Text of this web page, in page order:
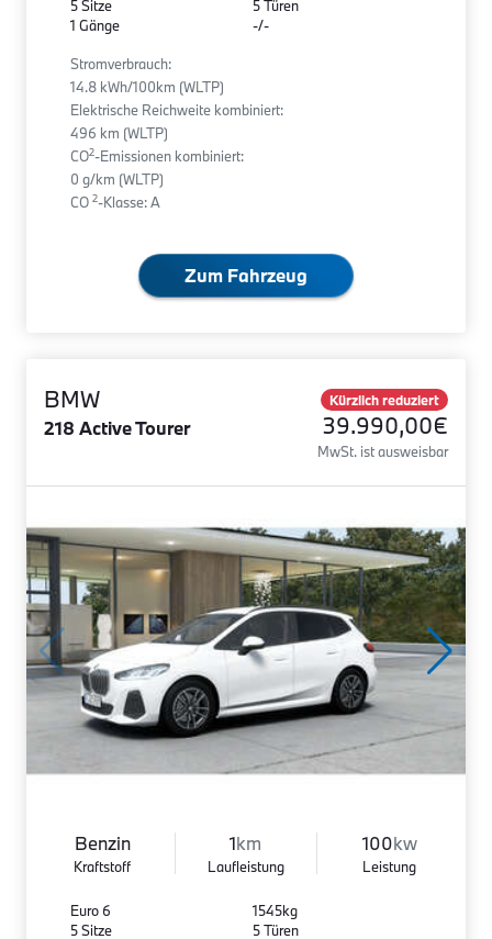
5 Sitze
1 Gänge
5 Türen
-/-
Stromverbrauch:
14.8 kWh/100km (WLTP)
Elektrische Reichweite kombiniert:
496 km (WLTP)
CO2-Emissionen kombiniert:
0 g/km (WLTP)
CO 2-Klasse: A
Zum Fahrzeug
BMW
218 Active Tourer
Kürzlich reduziert
39.990,00€
MwSt. ist ausweisbar
Benzin
Kraftstoff
1km
Laufleistung
100kw
Leistung
Euro 6
5 Sitze
1545kg
5 Türen